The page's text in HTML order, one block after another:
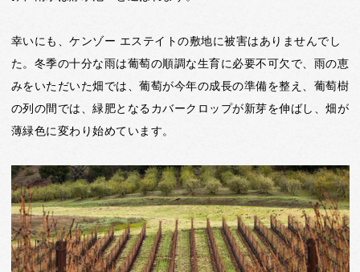
幸いにも、ケンゾー エステイトの敷地に被害はありませんでし
た。冬季の十分な雨は葡萄の順調な生育に必要不可欠で、雨の恵
みをいただいた畑では、葡萄が今年の成長の準備を整え、葡萄樹
の列の間では、緑肥となるカバークロップが新芽を伸ばし、畑が
薄緑色に変わり始めています。